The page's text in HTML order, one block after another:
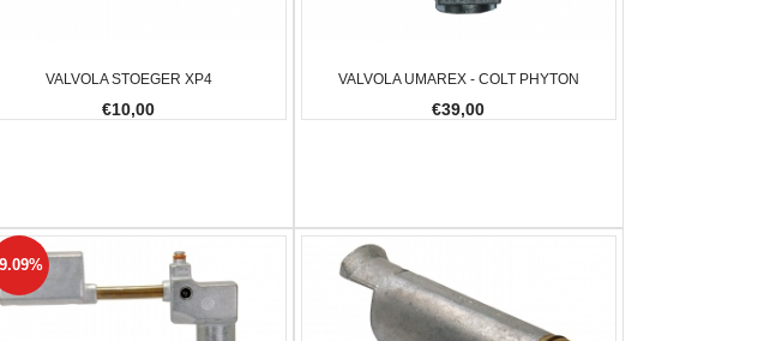
VALVOLA STOEGER XP4
€10,00
VALVOLA UMAREX - COLT PHYTON
€39,00